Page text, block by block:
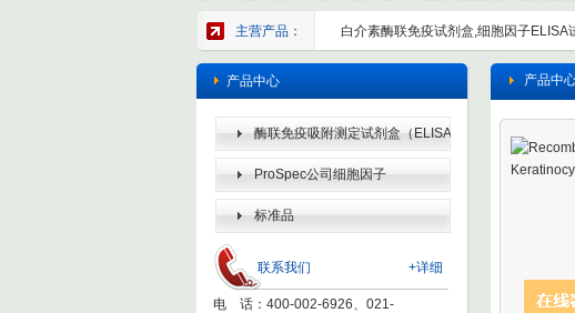
主营产品： 白介素酶联免疫试剂盒,细胞因子
产品中心
酶联免疫吸附测定试剂盒（ELISA
KIT） ProSpec公司细胞因子
标准品
+详细
联系我们
电 话：400-002-6926、021-
产品中